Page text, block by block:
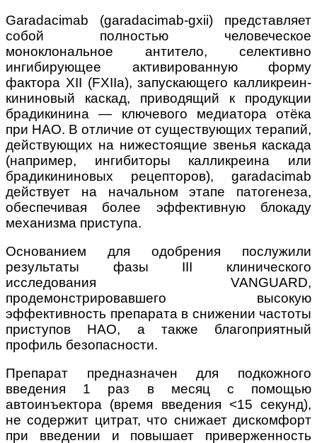
Garadacimab (garadacimab-gxii) представляет
собой полностью человеческое
моноклональное антитело, селективно
ингибирующее активированную форму
фактора XII (FXIIa), запускающего калликреин-
кининовый каскад, приводящий к продукции
брадикинина — ключевого медиатора отёка
при НАО. В отличие от существующих терапий,
действующих на нижестоящие звенья каскада
(например, ингибиторы калликреина или
брадикининовых рецепторов), garadacimab
действует на начальном этапе патогенеза,
обеспечивая более эффективную блокаду
механизма приступа.
Основанием для одобрения послужили
результаты фазы III клинического
исследования VANGUARD,
продемонстрировавшего высокую
эффективность препарата в снижении частоты
приступов НАО, а также благоприятный
профиль безопасности.
Препарат предназначен для подкожного
введения 1 раз в месяц с помощью
автоинъектора (время введения <15 секунд),
не содержит цитрат, что снижает дискомфорт
при введении и повышает приверженность